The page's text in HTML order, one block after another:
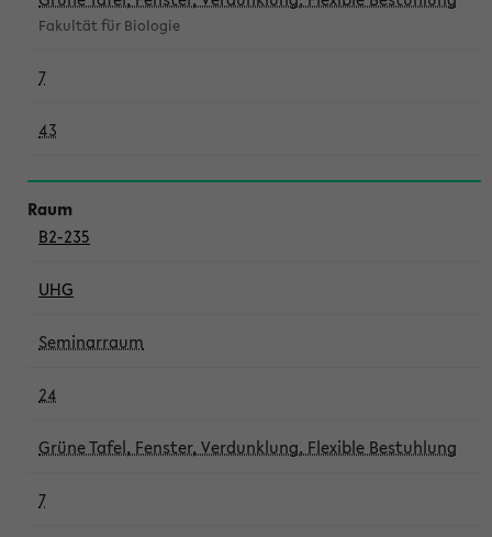
Fakultät für Biologie
7
43
B2-235
UHG
Seminarraum
24
Grüne Tafel, Fenster, Verdunklung, Flexible Bestuhlung
7